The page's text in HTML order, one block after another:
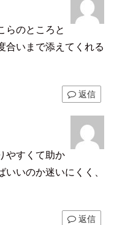
らのところと
合いまで添えてくれる
返信
やすくて助か
いのか迷いにくく、
返信